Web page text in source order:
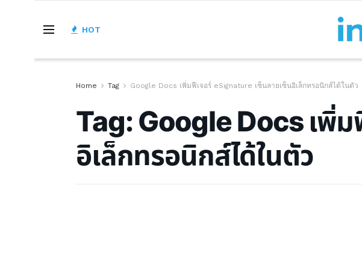
HOT
Home Tag Google Docs เพิ่มฟีเจอร์ eSignature เซ็นลายเซ็นอิเล็กทรอนิกส์ได้ในตัว
Tag:Google Docs เพิ่ม
อิเล็กทรอนิกส์ได้ในตัว